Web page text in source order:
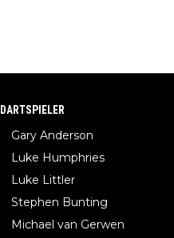
DARTSPIELER
Gary Anderson
Luke Humphries
Luke Littler
Stephen Bunting
Michael van Gerwen